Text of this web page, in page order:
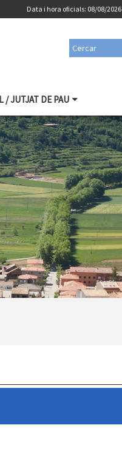
Data i hora oficials: 08/08/2026
/ JUTJAT DE PAU